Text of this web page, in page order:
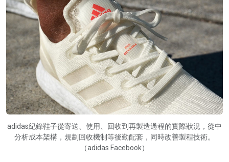
adidas紀錄鞋子從寄送、使用、回收到再製造過程的實際狀況，從中
分析成本架構，規劃回收機制等後勤配套，同時改善製程技術。
（adidas Facebook）